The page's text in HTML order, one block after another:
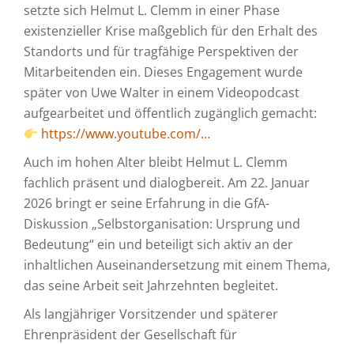
setzte sich Helmut L. Clemm in einer Phase
existenzieller Krise maßgeblich für den Erhalt des
Standorts und für tragfähige Perspektiven der
Mitarbeitenden ein. Dieses Engagement wurde
später von Uwe Walter in einem Videopodcast
aufgearbeitet und öffentlich zugänglich gemacht:
https://www.youtube.com/…
Auch im hohen Alter bleibt Helmut L. Clemm
fachlich präsent und dialogbereit. Am 22. Januar
2026 bringt er seine Erfahrung in die GfA-
Diskussion „Selbstorganisation: Ursprung und
Bedeutung“ ein und beteiligt sich aktiv an der
inhaltlichen Auseinandersetzung mit einem Thema,
das seine Arbeit seit Jahrzehnten begleitet.
Als langjähriger Vorsitzender und späterer
Ehrenpräsident der Gesellschaft für